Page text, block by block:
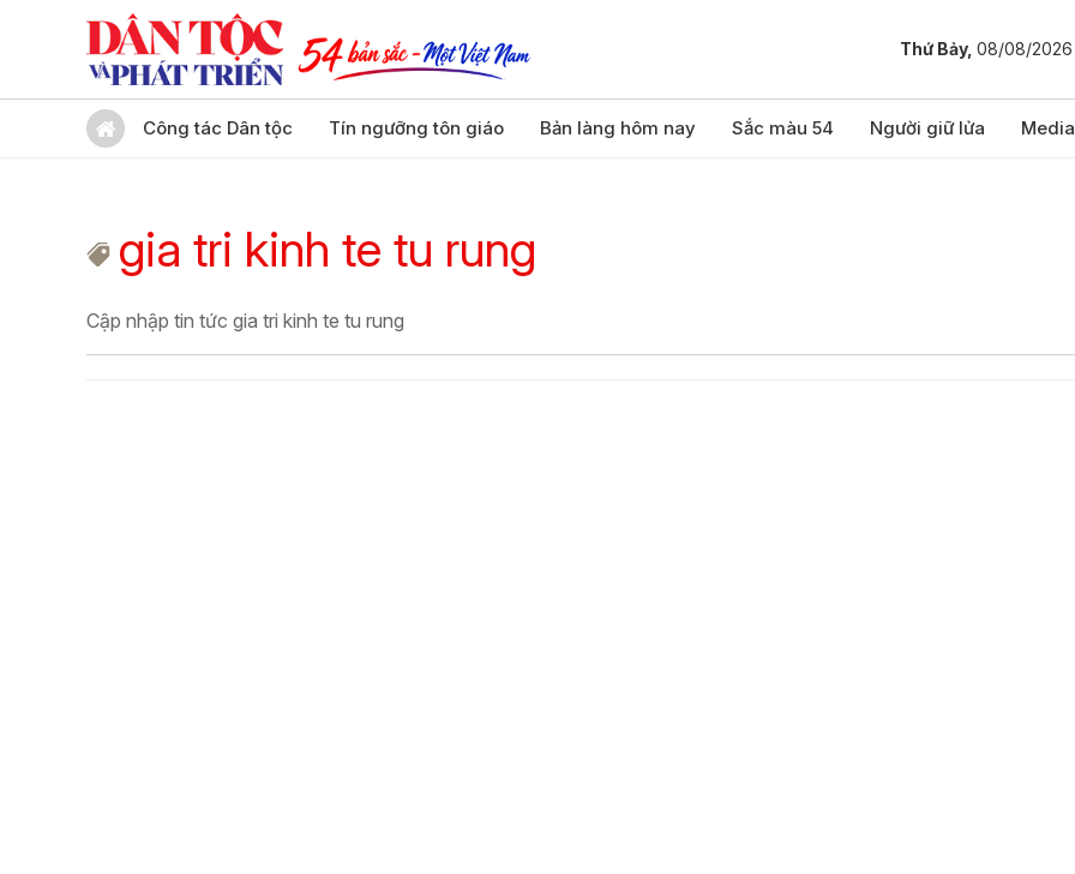
Thứ Bảy, 08/08/2026
Công tác Dân tộc Tín ngưỡng tôn giáo Bản làng hôm nay Sắc màu 54 Người giữ lửa Media
gia tri kinh te tu rung
Cập nhập tin tức gia tri kinh te tu rung